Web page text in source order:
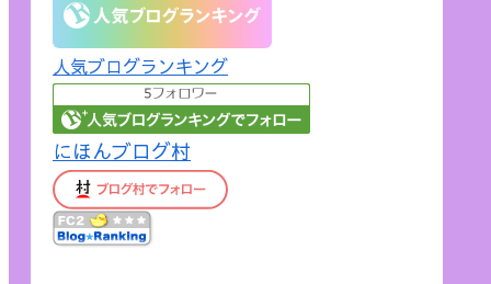
人気ブログランキング
にほんブログ村